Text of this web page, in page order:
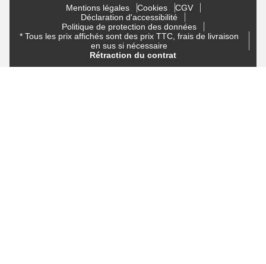
Mentions légales Cookies
CGV
Déclaration d'accessibilité
Politique de protection des données
* Tous les prix affichés sont des prix TTC, frais de livraison
en sus si nécessaire
Rétraction du contrat